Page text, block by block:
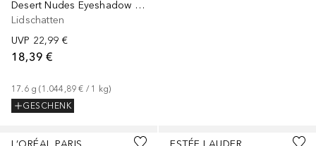
Desert Nudes Eyeshadow Palette
Lidschatten
UVP 22,99 €
18,39 €
17.6 g (1.044,89 € / 1 kg)
GESCHENK